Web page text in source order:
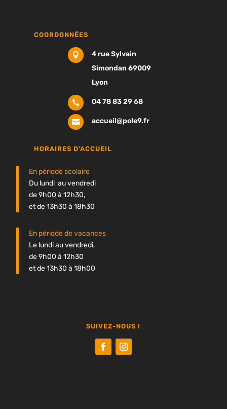
COORDONNÉES

4 rue Sylvain
Simondan 69009
Lyon
 04 78 83 29 68
 accueil@pole9.fr
HORAIRES D'ACCUEIL
En période scolaire
Du lundi au vendredi
de 9h00 à 12h30,
et de 13h30 à 18h30
En période de vacances
Le lundi au vendredi,
de 9h00 à 12h30
et de 13h30 à 18h00
SUIVEZ-NOUS !